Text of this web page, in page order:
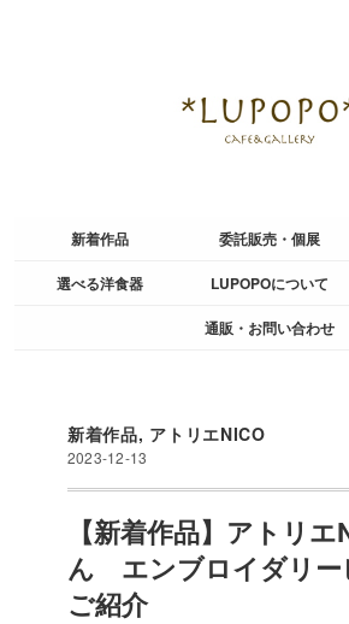
新着作品 委託販売・個展
選べる洋食器 LUPOPOについて
通販・お問い合わせ
新着作品, アトリエNICO
2023-12-13
【新着作品】アトリエ
ん エンブロイダリー
ご紹介